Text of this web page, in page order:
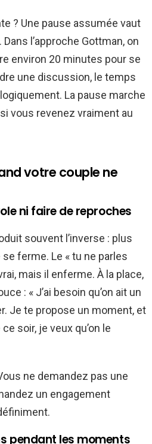
? Une pause assumée vaut
l’approche Gottman, on
environ 20 minutes pour se
une discussion, le temps
La pause marche
vous revenez vraiment au
votre couple ne
ni faire de reproches
souvent l’inverse : plus
se ferme. Le « tu ne parles
mais il enferme. À la place,
: « J’ai besoin qu’on ait un
Je te propose un moment, et
soir, je veux qu’on le
ne demandez pas une
un engagement
pendant les moments